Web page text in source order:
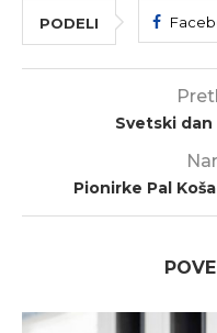
PODELI
Svetski
Pionirke Pal